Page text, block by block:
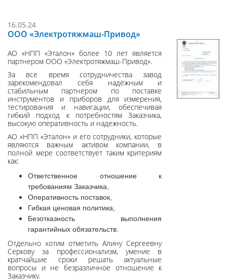
16.05.24
ООО «Электротяжмаш-Привод»
АО «НПП «Эталон» более 10 лет является
партнером ООО «Электротяжмаш-Привод».
За все время сотрудничества завод
зарекомендовал себя надёжным и
стабильным партнером по поставке
инструментов и приборов для измерения,
тестирования и навигации, обеспечивая
гибкий подход к потребностям Заказчика,
высокую оперативность и надежность.
АО «НПП «Эталон» и его сотрудники, которые
являются важным активом компании, в
полной мере соответствует таким критериям
как:
Ответственное отношение к
требованиям Заказчика,
Оперативность поставок,
Гибкая ценовая политика,
Безотказность выполнения
гарантийных обязательств.
Отдельно хотим отметить Алину Сергеевну
Серкову за профессионализм, умение в
кратчайшие сроки решать актуальные
вопросы и не безразличное отношение к
Заказчику.